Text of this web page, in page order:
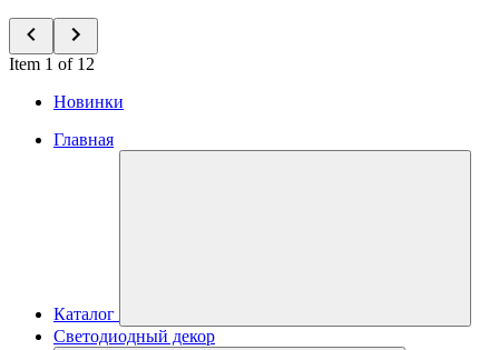
Item 1 of 12
Новинки
Главная
Каталог
Светодиодный декор